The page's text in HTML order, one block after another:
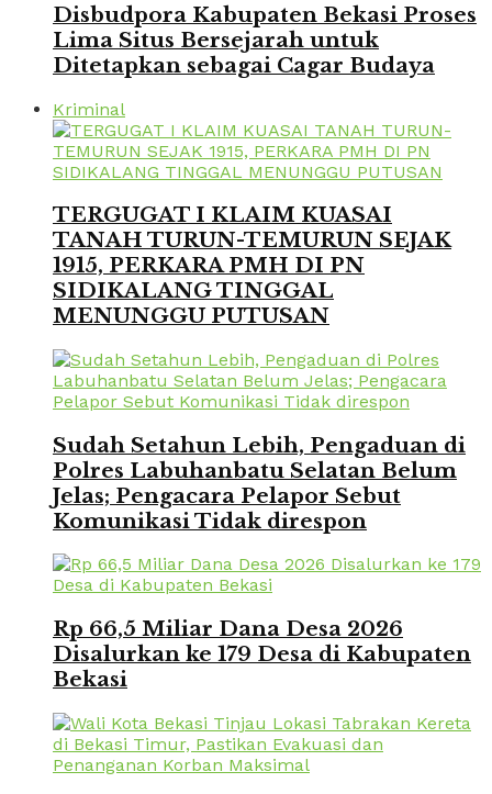
Disbudpora Kabupaten Bekasi Proses
Lima Situs Bersejarah untuk
Ditetapkan sebagai Cagar Budaya
Kriminal
TERGUGAT I KLAIM KUASAI
TANAH TURUN-TEMURUN SEJAK
1915, PERKARA PMH DI PN
SIDIKALANG TINGGAL
MENUNGGU PUTUSAN
Sudah Setahun Lebih, Pengaduan di
Polres Labuhanbatu Selatan Belum
Jelas; Pengacara Pelapor Sebut
Komunikasi Tidak direspon
Rp 66,5 Miliar Dana Desa 2026
Disalurkan ke 179 Desa di Kabupaten
Bekasi